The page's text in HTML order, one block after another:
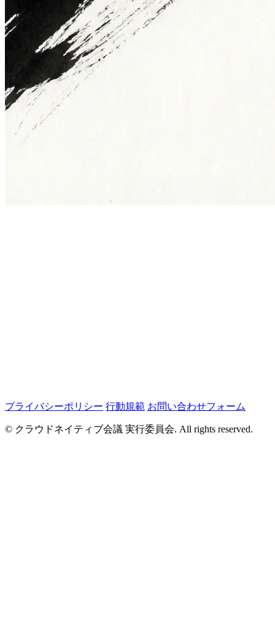
プライバシーポリシー 行動規範 お問い合わせフォーム
© クラウドネイティブ会議 実行委員会. All rights reserved.